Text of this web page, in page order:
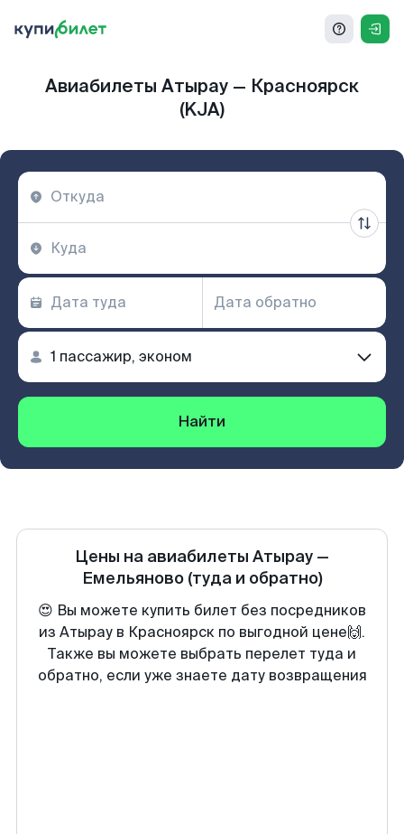
Авиабилеты Атырау — Красноярск
(KJA)
Найти
Цены на авиабилеты Атырау —
Емельяново (туда и обратно)
😍 Вы можете купить билет без посредников
из Атырау в Красноярск по выгодной цене🙌.
Также вы можете выбрать перелет туда и
обратно, если уже знаете дату возвращения